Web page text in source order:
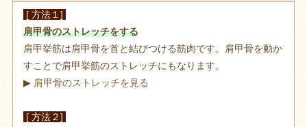
[ 方法１]
肩甲骨のストレッチをする
肩甲挙筋は肩甲骨を首と結びつける筋肉です。肩甲骨を動か
すことで肩甲挙筋のストレッチにもなります。
▶ 肩甲骨のストレッチを見る
[ 方法２]